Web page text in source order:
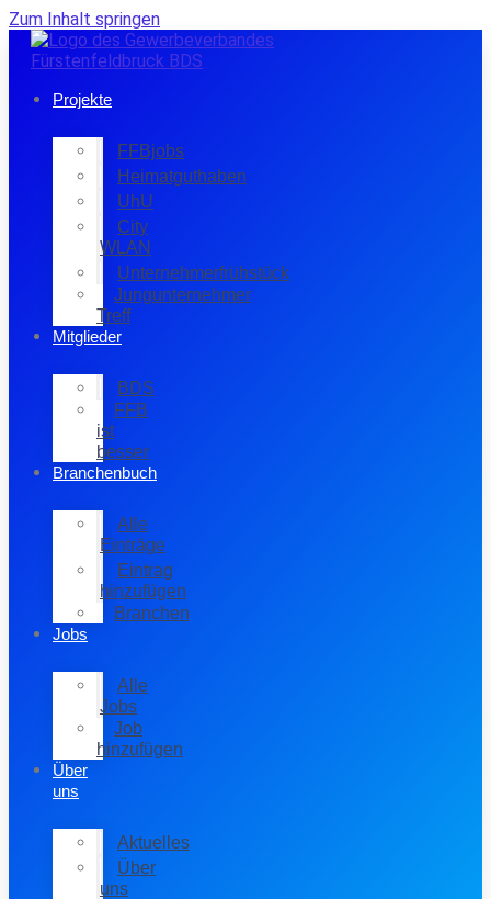
Zum Inhalt springen
Projekte
FFBjobs
Heimatguthaben
UhU
City
WLAN
Unternehmerfrühstück
Jungunternehmer
Treff
Mitglieder
BDS
FFB
ist
besser
Branchenbuch
Alle
Einträge
Eintrag
hinzufügen
Branchen
Jobs
Alle
Jobs
Job
hinzufügen
Über
uns
Aktuelles
Über
uns